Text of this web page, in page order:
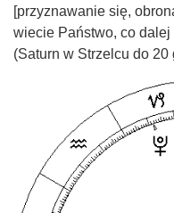
[przyznawanie się,
wiecie Państwo, co
(Saturn w Strzelcu do 20